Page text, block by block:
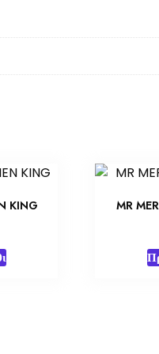
KING MR